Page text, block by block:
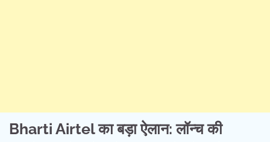
Bharti Airtel का बड़ा ऐलान: लॉन्च की